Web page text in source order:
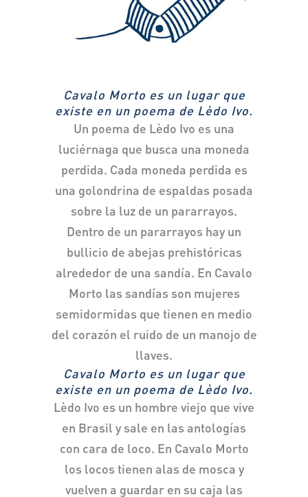
Cavalo Morto es un lugar que
existe en un poema de Lèdo Ivo.
Un poema de Lèdo Ivo es una
luciérnaga que busca una moneda
perdida. Cada moneda perdida es
una golondrina de espaldas posada
sobre la luz de un pararrayos.
Dentro de un pararrayos hay un
bullicio de abejas prehistóricas
alrededor de una sandía. En Cavalo
Morto las sandías son mujeres
semidormidas que tienen en medio
del corazón el ruido de un manojo de
llaves.
Cavalo Morto es un lugar que
existe en un poema de Lèdo Ivo.
Lèdo Ivo es un hombre viejo que vive
en Brasil y sale en las antologías
con cara de loco. En Cavalo Morto
los locos tienen alas de mosca y
vuelven a guardar en su caja las